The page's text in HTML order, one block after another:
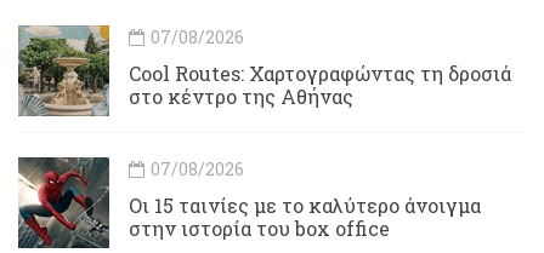
07/08/2026
Cool Routes: Χαρτογραφώντας τη δροσιά
στο κέντρο της Αθήνας
07/08/2026
Οι 15 ταινίες με το καλύτερο άνοιγμα
στην ιστορία του box office